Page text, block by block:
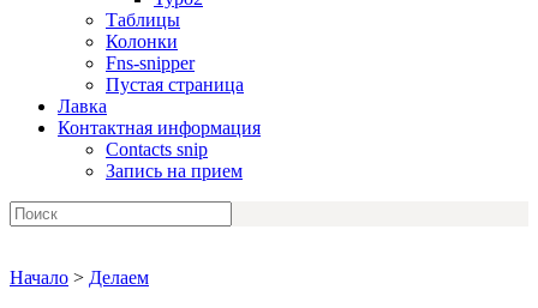
Таблицы
Колонки
Fns-snipper
Пустая страница
Лавка
Контактная информация
Contacts snip
Запись на прием
Начало > Делаем